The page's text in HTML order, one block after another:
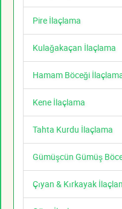
Pire İlaçlama
Kulağakaçan İlaçlama
Hamam Böceği
Kene İlaçlama
Tahta Kurdu İlaçlama
Gümüşcün Gümüş
Çıyan & Kırkayak